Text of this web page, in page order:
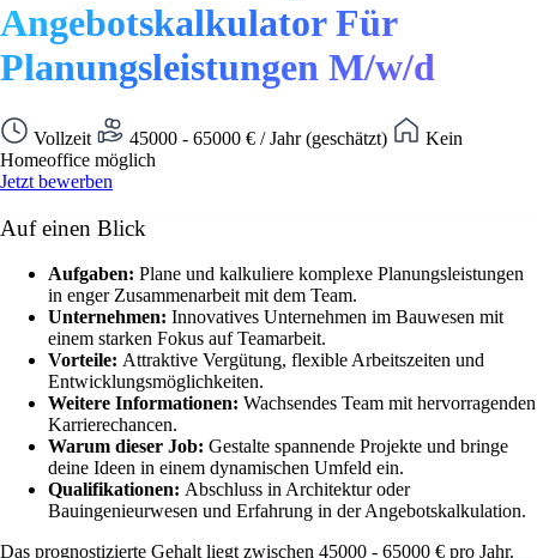
Angebotskalkulator Für
Planungsleistungen M/w/d
Vollzeit 45000 - 65000 € / Jahr (geschätzt)
Kein
Homeoffice möglich
Jetzt bewerben
Auf einen Blick
Aufgaben: Plane und kalkuliere komplexe Planungsleistungen
in enger Zusammenarbeit mit dem Team.
Unternehmen: Innovatives Unternehmen im Bauwesen mit
einem starken Fokus auf Teamarbeit.
Vorteile: Attraktive Vergütung, flexible Arbeitszeiten und
Entwicklungsmöglichkeiten.
Weitere Informationen: Wachsendes Team mit hervorragenden
Karrierechancen.
Warum dieser Job: Gestalte spannende Projekte und bringe
deine Ideen in einem dynamischen Umfeld ein.
Qualifikationen: Abschluss in Architektur oder
Bauingenieurwesen und Erfahrung in der Angebotskalkulation.
Das prognostizierte Gehalt liegt zwischen 45000 - 65000 € pro Jahr.